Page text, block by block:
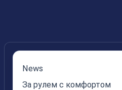
News
За рулем с комфортом